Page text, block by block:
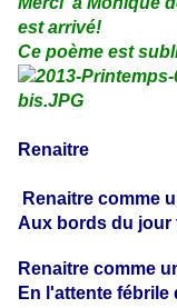
est arrivé!
Ce poème est
Renaitre
Renaitre comme
Aux bords du jour
Renaitre comme
En l'attente fébrile